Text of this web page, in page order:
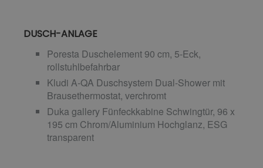
DUSCH-ANLAGE
Poresta Duschelement 90 cm, 5-Eck,
rollstuhlbefahrbar
Kludi A-QA Duschsystem Dual-Shower mit
Brausethermostat, verchromt
Duka gallery Fünfeckkabine Schwingtür, 96 x
195 cm Chrom/Aluminium Hochglanz, ESG
transparent